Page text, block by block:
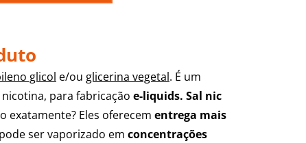
glicol e/ou glicerina vegetal. É um
para fabricação e-liquids. Sal nic
exatamente? Eles oferecem entrega mais
ser vaporizado em concentrações